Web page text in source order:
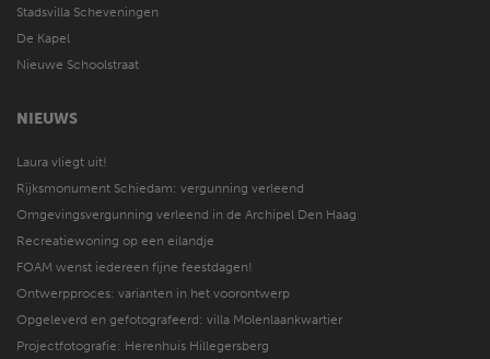
Stadsvilla Scheveningen
De Kapel
Nieuwe Schoolstraat
NIEUWS
Laura vliegt uit!
Rijksmonument Schiedam: vergunning verleend
Omgevingsvergunning verleend in de Archipel Den Haag
Recreatiewoning op een eilandje
FOAM wenst iedereen fijne feestdagen!
Ontwerpproces: varianten in het voorontwerp
Opgeleverd en gefotografeerd: villa Molenlaankwartier
Projectfotografie: Herenhuis Hillegersberg